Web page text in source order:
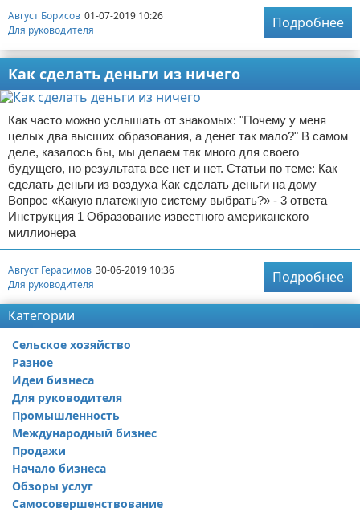
Август Борисов 01-07-2019 10:26
Для руководителя
Подробнее
Как сделать деньги из ничего
Как часто можно услышать от знакомых: "Почему у меня
целых два высших образования, а денег так мало?" В самом
деле, казалось бы, мы делаем так много для своего
будущего, но результата все нет и нет. Статьи по теме: Как
сделать деньги из воздуха Как сделать деньги на дому
Вопрос «Какую платежную систему выбрать?» - 3 ответа
Инструкция 1 Образование известного американского
миллионера
Август Герасимов 30-06-2019 10:36
Для руководителя
Подробнее
Категории
Сельское хозяйство
Разное
Идеи бизнеса
Для руководителя
Промышленность
Международный бизнес
Продажи
Начало бизнеса
Обзоры услуг
Самосовершенствование